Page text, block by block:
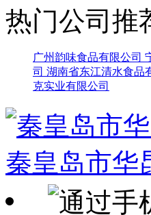
热门公司推
广州韵味食品有限公司
司 湖南省东江清水食品
克实业有限公司
秦皇岛市华